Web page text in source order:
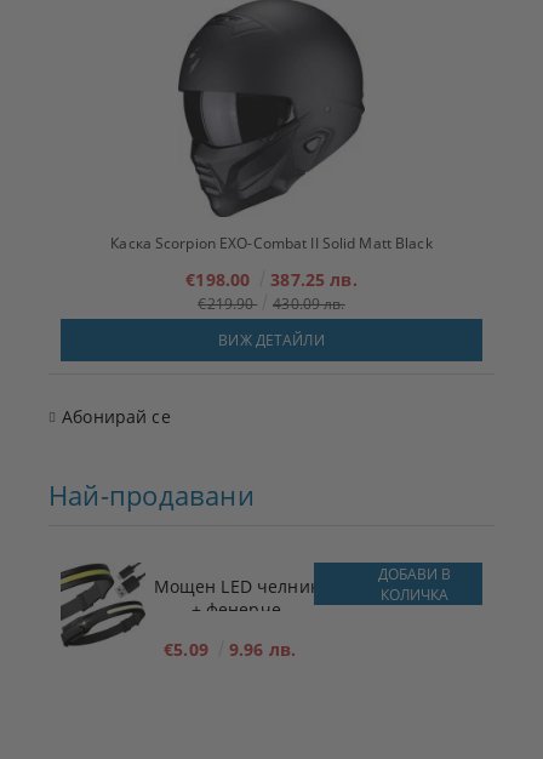
Каска Scorpion EXO-Combat II Solid Matt Black
€198.00 387.25 лв.
€219.90
430.09 лв.
ВИЖ ДЕТАЙЛИ
Абонирай се
Най-продавани
Мощен LED челник
+ фенерче
€5.09
9.96 лв.
ДОБАВИ В
КОЛИЧКА